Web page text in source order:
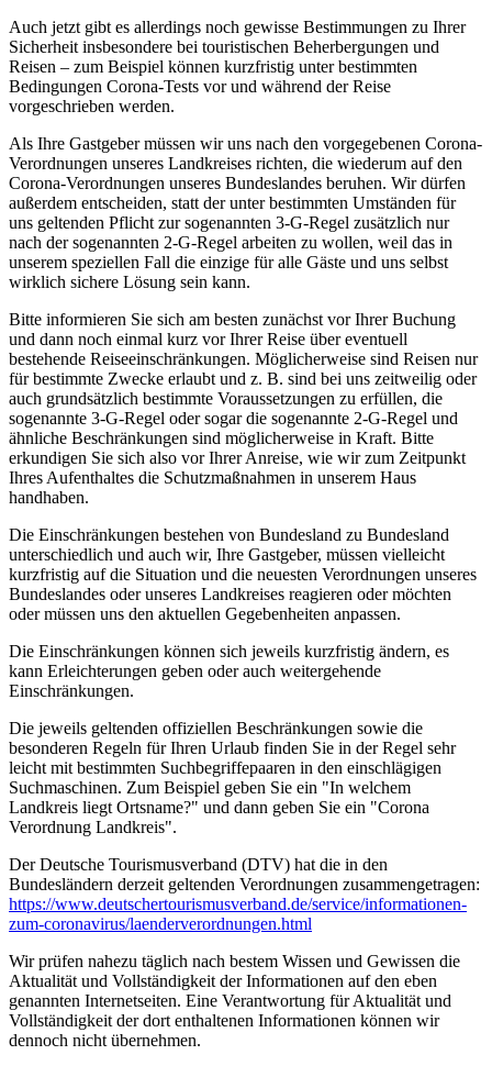
Auch jetzt gibt es allerdings noch gewisse Bestimmungen zu Ihrer
Sicherheit insbesondere bei touristischen Beherbergungen und
Reisen – zum Beispiel können kurzfristig unter bestimmten
Bedingungen Corona-Tests vor und während der Reise
vorgeschrieben werden.
Als Ihre Gastgeber müssen wir uns nach den vorgegebenen Corona-
Verordnungen unseres Landkreises richten, die wiederum auf den
Corona-Verordnungen unseres Bundeslandes beruhen. Wir dürfen
außerdem entscheiden, statt der unter bestimmten Umständen für
uns geltenden Pflicht zur sogenannten 3-G-Regel zusätzlich nur
nach der sogenannten 2-G-Regel arbeiten zu wollen, weil das in
unserem speziellen Fall die einzige für alle Gäste und uns selbst
wirklich sichere Lösung sein kann.
Bitte informieren Sie sich am besten zunächst vor Ihrer Buchung
und dann noch einmal kurz vor Ihrer Reise über eventuell
bestehende Reiseeinschränkungen. Möglicherweise sind Reisen nur
für bestimmte Zwecke erlaubt und z. B. sind bei uns zeitweilig oder
auch grundsätzlich bestimmte Voraussetzungen zu erfüllen, die
sogenannte 3-G-Regel oder sogar die sogenannte 2-G-Regel und
ähnliche Beschränkungen sind möglicherweise in Kraft. Bitte
erkundigen Sie sich also vor Ihrer Anreise, wie wir zum Zeitpunkt
Ihres Aufenthaltes die Schutzmaßnahmen in unserem Haus
handhaben.
Die Einschränkungen bestehen von Bundesland zu Bundesland
unterschiedlich und auch wir, Ihre Gastgeber, müssen vielleicht
kurzfristig auf die Situation und die neuesten Verordnungen unseres
Bundeslandes oder unseres Landkreises reagieren oder möchten
oder müssen uns den aktuellen Gegebenheiten anpassen.
Die Einschränkungen können sich jeweils kurzfristig ändern, es
kann Erleichterungen geben oder auch weitergehende
Einschränkungen.
Die jeweils geltenden offiziellen Beschränkungen sowie die
besonderen Regeln für Ihren Urlaub finden Sie in der Regel sehr
leicht mit bestimmten Suchbegriffepaaren in den einschlägigen
Suchmaschinen. Zum Beispiel geben Sie ein "In welchem
Landkreis liegt Ortsname?" und dann geben Sie ein "Corona
Verordnung Landkreis".
Der Deutsche Tourismusverband (DTV) hat die in den
Bundesländern derzeit geltenden Verordnungen zusammengetragen:
https://www.deutscher­tourismusverband.de/­service/­informationen-
zum-coronavirus/­laenderverordnungen.html
Wir prüfen nahezu täglich nach bestem Wissen und Gewissen die
Aktualität und Vollständigkeit der Informationen auf den eben
genannten Internetseiten. Eine Verantwortung für Aktualität und
Vollständigkeit der dort enthaltenen Informationen können wir
dennoch nicht übernehmen.